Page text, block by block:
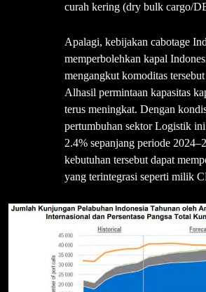
curah kering (dry bulk cargo/
Apalagi, kebijakan cabotage
memperbolehkan kapal
mengangkut komoditas
Alhasil permintaan kapasitas
terus meningkat. Dengan
pertumbuhan sektor Logistik
2.4% sepanjang periode
kebutuhan tersebut dapat
yang terintegrasi seperti milik